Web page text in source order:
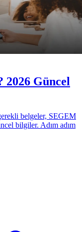
2026 Güncel
belgeler, SEGEM
bilgiler. Adım adım